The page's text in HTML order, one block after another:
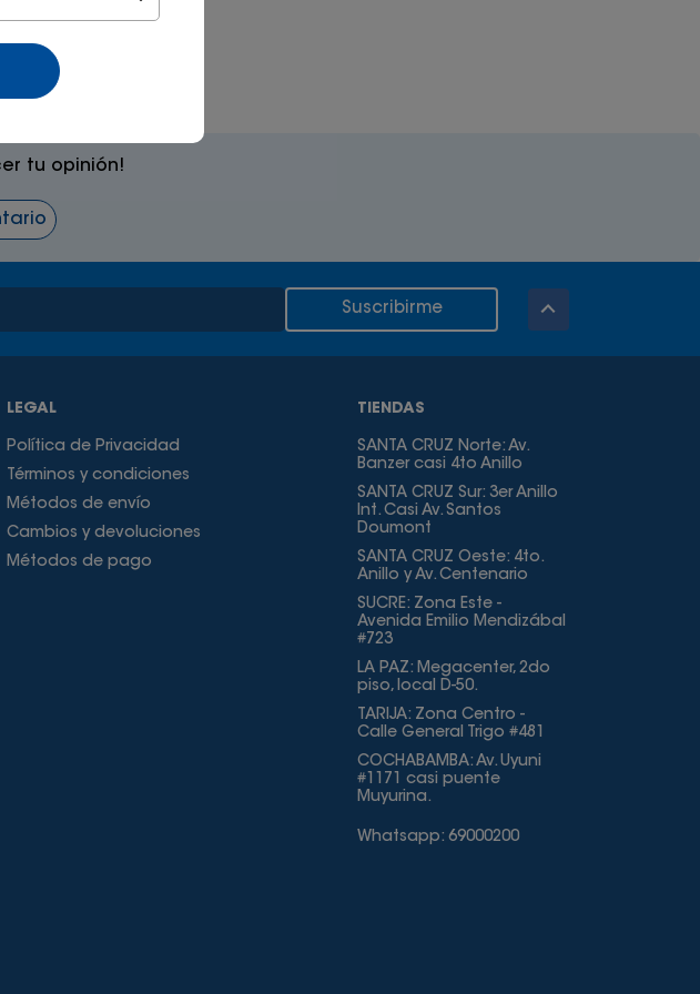
tu opinión!
Suscribirme
LEGAL
Política de Privacidad
Términos y condiciones
Métodos de envío
Cambios y devoluciones
Métodos de pago
TIENDAS
SANTA CRUZ Norte: Av.
Banzer casi 4to Anillo
SANTA CRUZ Sur: 3er Anillo
Int. Casi Av. Santos
Doumont
SANTA CRUZ Oeste: 4to.
Anillo y Av. Centenario
SUCRE: Zona Este -
Avenida Emilio Mendizábal
#723
LA PAZ: Megacenter, 2do
piso, local D-50.
TARIJA: Zona Centro -
Calle General Trigo #481
COCHABAMBA: Av. Uyuni
#1171 casi puente
Muyurina.
Whatsapp: 69000200